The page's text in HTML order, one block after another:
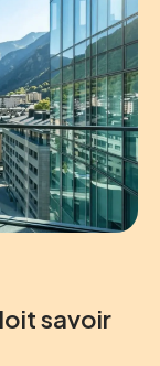
savoir